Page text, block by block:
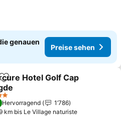
genauen
Preise sehen
Zu Favoriten hinzufügen
Hotel Golf Cap
Hervorragend
1’786
km bis Le Village naturiste